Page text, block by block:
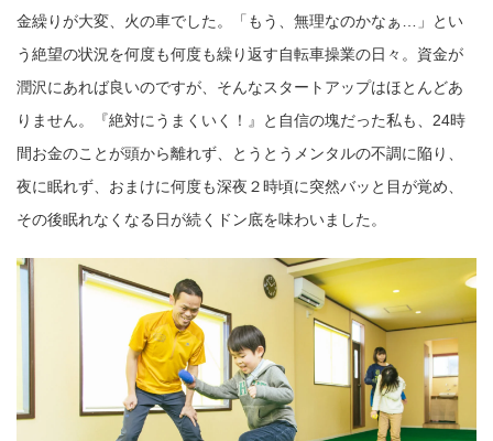
金繰りが大変、火の車でした。「もう、無理なのかなぁ…」とい
う絶望の状況を何度も何度も繰り返す自転車操業の日々。資金が
潤沢にあれば良いのですが、そんなスタートアップはほとんどあ
りません。『絶対にうまくいく！』と自信の塊だった私も、24時
間お金のことが頭から離れず、とうとうメンタルの不調に陥り、
夜に眠れず、おまけに何度も深夜２時頃に突然バッと目が覚め、
その後眠れなくなる日が続くドン底を味わいました。